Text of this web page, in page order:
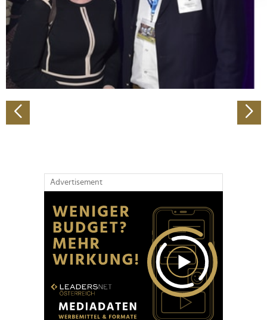
Abschnitt Einzelheiten fest.
Wir verwenden Cookies, um Inhalte und Anzeigen zu
personalisieren, Funktionen für soziale Medien anbieten
zu können und die Zugriffe auf unsere Website zu
analysieren. Außerdem geben wir Informationen zu Ihrer
Verwendung unserer Website an unsere Partner für
soziale Medien, Werbung und Analysen weiter. Unsere
Partner führen diese Informationen möglicherweise mit
Advertisement